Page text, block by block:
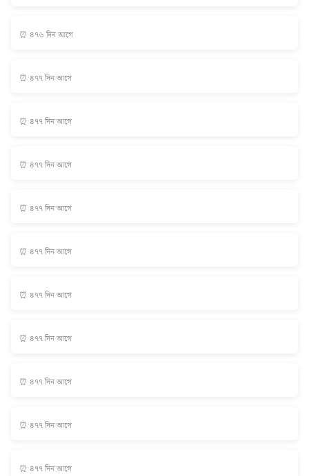
⏰ ৪৭৬ দিন আগে
⏰ ৪৭৭ দিন আগে
⏰ ৪৭৭ দিন আগে
⏰ ৪৭৭ দিন আগে
⏰ ৪৭৭ দিন আগে
⏰ ৪৭৭ দিন আগে
⏰ ৪৭৭ দিন আগে
⏰ ৪৭৭ দিন আগে
⏰ ৪৭৭ দিন আগে
⏰ ৪৭৭ দিন আগে
⏰ ৪৭৭ দিন আগে